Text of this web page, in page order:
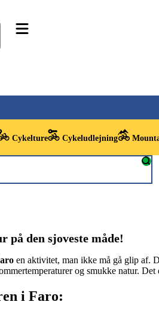
Cykelture Cykeludlejning
på den sjoveste måde!
en aktivitet, man ikke må gå glip af.
og smukke natur.
i Faro: